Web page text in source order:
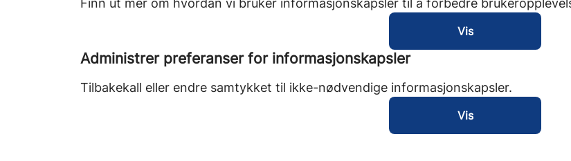
Finn ut mer om hvordan vi bruker informasjonskapsler til å forbedre
Vis
Administrer preferanser for informasjonskapsler
Tilbakekall eller endre samtykket til ikke-nødvendige informasjonskapsler.
Vis